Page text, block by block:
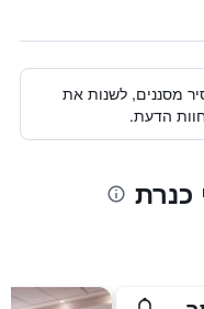
מסננים, לשנות את
הדעת.
כנרת